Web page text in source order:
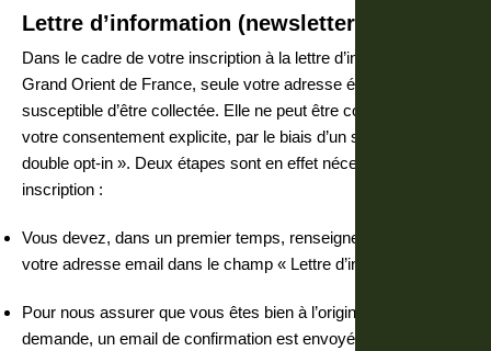
Lettre d’information (newsletter)
Dans le cadre de votre inscription à la lettre d’information du
Grand Orient de France, seule votre adresse électronique est
susceptible d’être collectée. Elle ne peut être collectée qu’avec
votre consentement explicite, par le biais d’un système dit de «
double opt-in ». Deux étapes sont en effet nécessaires à votre
inscription :
Vous devez, dans un premier temps, renseigner sur le site
votre adresse email dans le champ « Lettre d’information ».
Pour nous assurer que vous êtes bien à l’origine de cette
demande, un email de confirmation est envoyé à l’adresse